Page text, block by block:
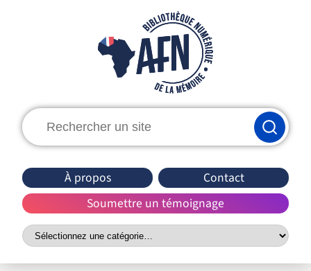
Rechercher
:
À propos
Contact
Soumettre un témoignage